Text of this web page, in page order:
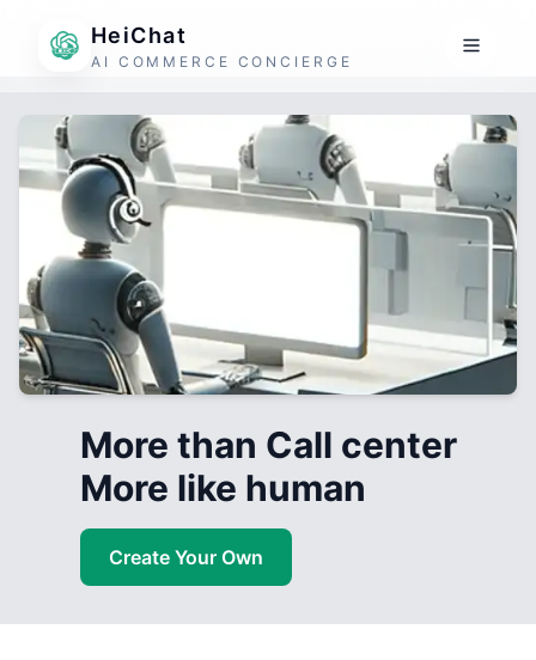
HeiChat
AI COMMERCE CONCIERGE
More than Call center
More like human
Create Your Own